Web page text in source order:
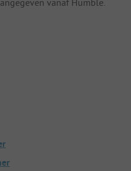
vanaf Humble.